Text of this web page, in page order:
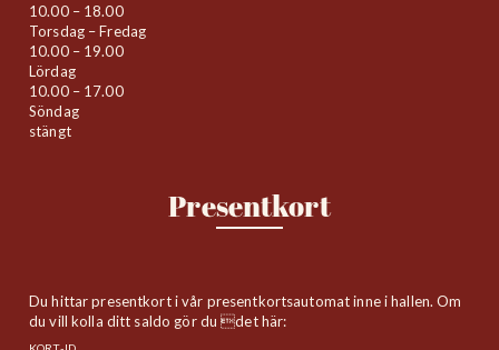
10.00 – 18.00
Torsdag – Fredag
10.00 – 19.00
Lördag
10.00 – 17.00
Söndag
stängt
Presentkort
Du hittar presentkort i vår presentkortsautomat inne i hallen. Om
du vill kolla ditt saldo gör du det här: